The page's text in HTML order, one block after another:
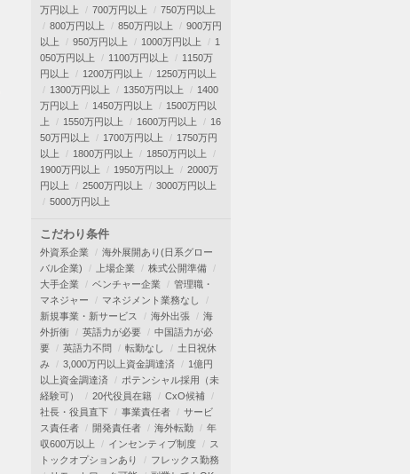
万円以上
700万円以上
750万円以上
800万円以上
850万円以上
900万円
以上
950万円以上 1000万円以上
1
050万円以上
1100万円以上
1150万
円以上
1200万円以上
1250万円以上
1300万円以上
1350万円以上
1400
万円以上
1450万円以上
1500万円以
上
1550万円以上 1600万円以上
16
50万円以上
1700万円以上
1750万円
以上
1800万円以上
1850万円以上
1900万円以上
1950万円以上
2000万
円以上
2500万円以上
3000万円以上
5000万円以上
こだわり条件
外資系企業
海外展開あり(日系グロー
バル企業)
上場企業
株式公開準備
大手企業
ベンチャー企業
管理職・
マネジャー
マネジメント業務なし
新規事業・新サービス
海外出張
海
外折衝
英語力が必要
中国語力が必
要
英語力不問 転勤なし
土日祝休
み
3,000万円以上資金調達済
1億円
以上資金調達済
ポテンシャル採用（未
経験可）
20代役員在籍
CxO候補
社長・役員直下
事業責任者
サービ
ス責任者
開発責任者 海外転勤
年
収600万以上
インセンティブ制度
ス
トックオプションあり
フレックス勤務